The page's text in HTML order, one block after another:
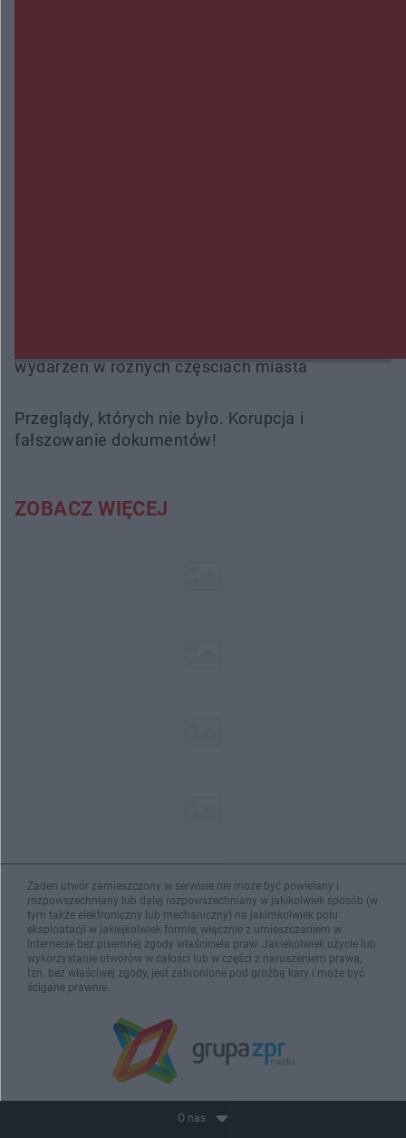
wydarzeń w różnych częściach miasta
Przeglądy, których nie było. Korupcja i
fałszowanie dokumentów!
ZOBACZ WIĘCEJ
Żaden utwór zamieszczony w serwisie nie może być powielany i
rozpowszechniany lub dalej rozpowszechniany w jakikolwiek sposób (w
tym także elektroniczny lub mechaniczny) na jakimkolwiek polu
eksploatacji w jakiejkolwiek formie, włącznie z umieszczaniem w
Internecie bez pisemnej zgody właściciela praw. Jakiekolwiek użycie lub
wykorzystanie utworów w całości lub w części z naruszeniem prawa,
tzn. bez właściwej zgody, jest zabronione pod groźbą kary i może być
ścigane prawnie.
O nas